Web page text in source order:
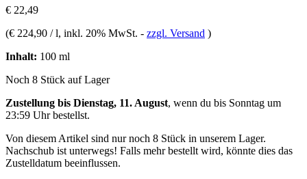
€ 22,49
(€ 224,90 / l, inkl. 20% MwSt. - zzgl. Versand )
Inhalt: 100 ml
Noch 8 Stück auf Lager
Zustellung bis Dienstag, 11. August, wenn du bis Sonntag um
23:59 Uhrbestellst.
Von diesem Artikel sind nur noch 8 Stück in unserem Lager.
Nachschub ist unterwegs! Falls mehr bestellt wird, könnte dies das
Zustelldatum beeinflussen.